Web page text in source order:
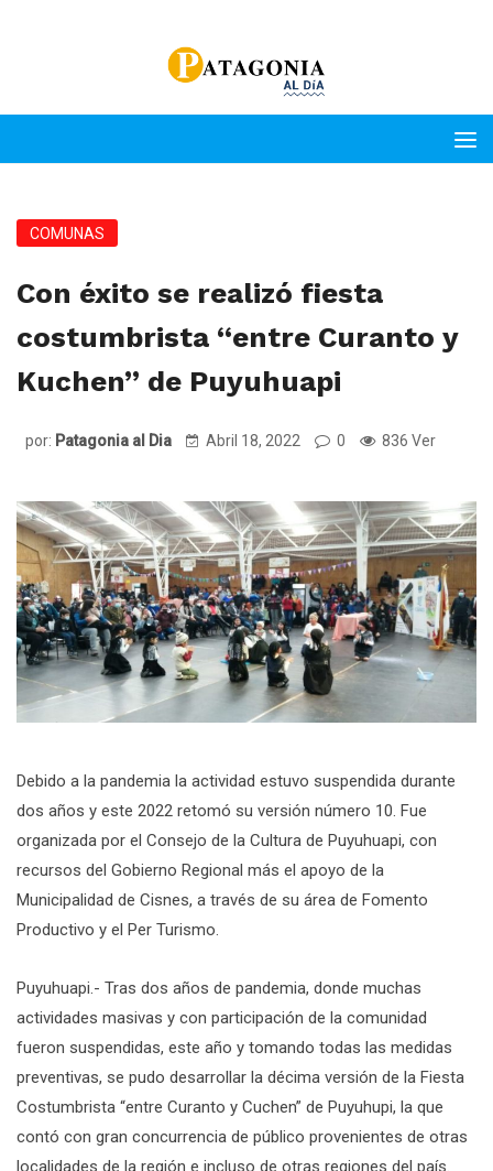
COMUNAS
Con éxito se realizó fiesta
costumbrista “entre Curanto y
Kuchen” de Puyuhuapi
por: Patagonia al Dia Abril 18, 2022 0 836 Ver
Debido a la pandemia la actividad estuvo suspendida durante
dos años y este 2022 retomó su versión número 10. Fue
organizada por el Consejo de la Cultura de Puyuhuapi, con
recursos del Gobierno Regional más el apoyo de la
Municipalidad de Cisnes, a través de su área de Fomento
Productivo y el Per Turismo.
Puyuhuapi.- Tras dos años de pandemia, donde muchas
actividades masivas y con participación de la comunidad
fueron suspendidas, este año y tomando todas las medidas
preventivas, se pudo desarrollar la décima versión de la Fiesta
Costumbrista “entre Curanto y Cuchen” de Puyuhupi, la que
contó con gran concurrencia de público provenientes de otras
localidades de la región e incluso de otras regiones del país.